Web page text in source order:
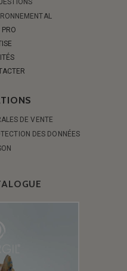
PRO
DE VENTE
DES DONNÉES